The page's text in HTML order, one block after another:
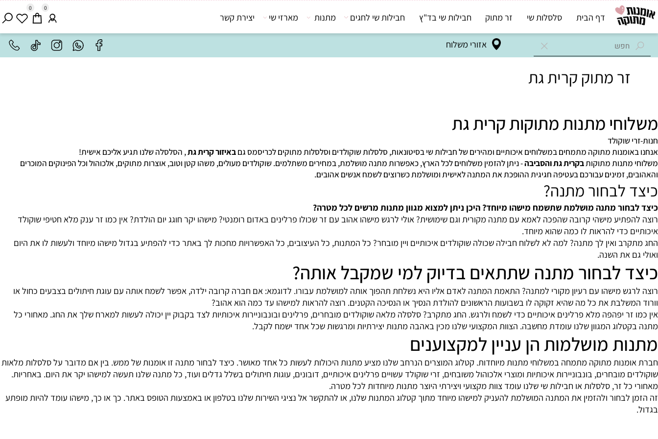
אזורי משלוח
0 0
דף הבית סלסלות שי זר מתוק חבילות שי בד"ץ חבילות שי לחגים מתנות מארזי שי יצירת קשר
קרית גת
מתנות מתוקות קרית גת
מתוקה מתמחים במשלוחים איכותיים ומהירים של חבילות שי בסיטונאות, סלסלות שוקולדים וסלסלות מתוקים לכריסמס גם באיזור קרית גת, הסלסלה שלנו תגיע אליכם אישית!
מתוקותבקרית גת והסביבה- ניתן להזמין משלוחים לכל הארץ, כאפשרות מתנה מושלמת, במחירים משתלמים. שוקולדים מעולים, משהו קטן וטוב, אוצרות מתוקים, אלכוהול וכל הפינוקים המוכרים
זמינים עבורכם בעטיפה חגיגית ההופכת את המתנה לאישית ומושלמת כשרוצים לשמח אנשים אהובים.
לבחור מתנה?
מתנה מושלמת שתשמח מישהו מיוחד? היכן ניתן למצוא מגוון מתנות מרשים לכל מטרה?
מישהי קרובה שהפכה לאמא עם מתנה מקורית וגם שימושית? אולי לרגש מישהו אהוב עם זר שכולו פרלינים באדום רומנטי? מישהו יקר חוגג יום הולדת? אין כמו זר ענק מלא חטיפי שוקולד
כדי להראות לו כמה שהוא מיוחד.
ואין לך מתנה? למה לא לשלוח חבילה שכולה שוקולדים איכותיים ויין מובחר? כל המתנות, כל העיצובים, כל האפשרויות מחכות לך באתר כדי להפתיע בגדול מישהו מיוחד ולעשות לו את היום
לבחור מתנה שתתאים בדיוק למי שמקבל אותה?
מישהו עם רעיון מקורי למתנה? התאמת המתנה לאדם אליו היא נשלחת תהפוך אותה למושלמת עבורו. לדוגמא: אם חברה קרובה ילדה, אפשר לשמח אותה עם עוגת חיתולים בצבעים כחול או
את כל מה שהיא זקוקה לו בשבועות הראשונים להולדת הנסיך או הנסיכה הקטנים. רוצה להראות למישהו עד כמה הוא אהוב?
יפהפה מלא פרלינים איכותיים כדי לשמח ולרגש. החג מתקרב? סלסלה מלאה שוקולדים מובחרים, פרלינים ובונבוניירות איכותיות לצד בקבוק יין יכולה לעשות למארח שלך את החג. מאחורי כל
המגוון שלנו עומדת מחשבה. הצוות המקצועי שלנו מכין באהבה מתנות יצירתיות ומרגשות שכל אחד ישמח לקבל.
מושלמות הן עניין למקצוענים
מתוקה מתמחה במשלוחי מתנות מיוחדות. קטלוג המוצרים הנרחב שלנו מציע מתנות היכולות לעשות כל אחד מאושר. כיצד לבחור מתנה זו אומנות של ממש. בין אם מדובר על סלסלות מלאות
מובחרים, בונבוניירות איכותיות ומוצרי אלכוהול משובחים, זרי שוקולד עשויים פרלינים איכותיים, דובונים, עוגות חיתולים בשלל גדלים ועוד, כל מתנה שלנו תעשה למישהו יקר את היום. באחריות.
זר, סלסלות או חבילות שי שלנו עומד צוות מקצועי ויצירתי היוצר מתנות מיוחדות לכל מטרה.
ולהזמין את המתנה המושלמת להעניק למישהו מיוחד מתוך קטלוג המתנות שלנו, או להתקשר אל נציגי השירות שלנו בטלפון או באמצעות הטופס באתר. כך או כך, מישהו עומד להיות מופתע